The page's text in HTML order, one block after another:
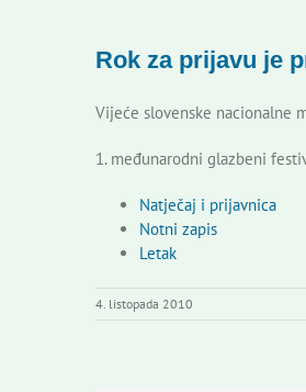
Rok za prijavu je
Vijeće slovenske nacionalne
1. međunarodni glazbeni
Natječaj i prijavnica
Notni zapis
Letak
4. listopada 2010